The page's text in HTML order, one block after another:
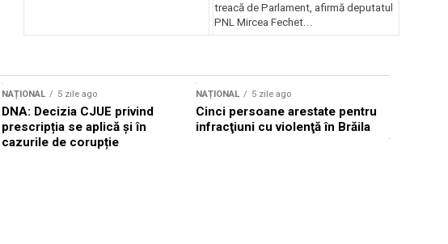
treacă de Parlament, afirmă deputatul
PNL Mircea Fechet...
NAȚIONAL 5 zile ago
DNA: Decizia CJUE privind
prescripția se aplică și în
cazurile de corupție
NAȚIONAL 5 zile ago
Cinci persoane arestate pentru
infracţiuni cu violenţă în Brăila